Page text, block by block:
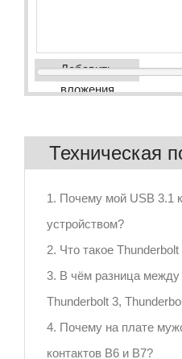
Добавить
вложения
Техническая
1. Почему мой USB 3.1
устройством?
2. Что такое Thunderbolt
3. В чём разница между
Thunderbolt 3,
4. Почему на плате
контактов B6 и B7?